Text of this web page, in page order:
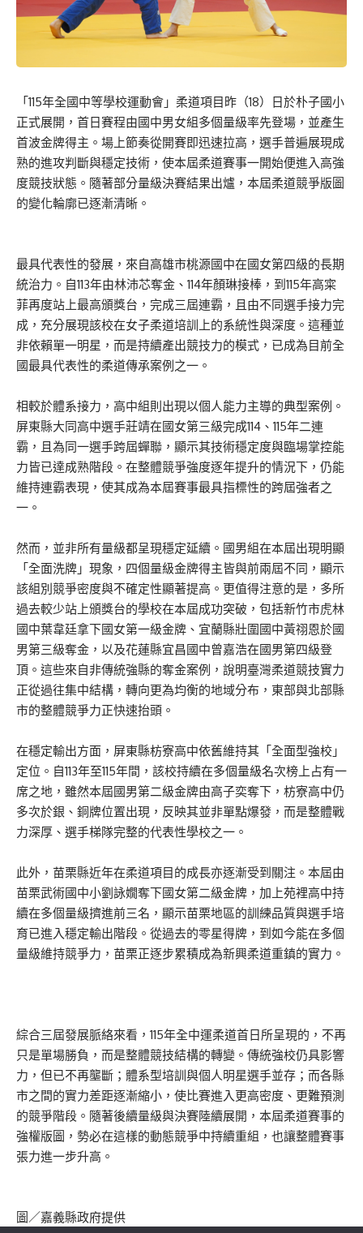
「115年全國中等學校運動會」柔道項目昨（18）日於朴子國小
正式展開，首日賽程由國中男女組多個量級率先登場，並產生
首波金牌得主。場上節奏從開賽即迅速拉高，選手普遍展現成
熟的進攻判斷與穩定技術，使本屆柔道賽事一開始便進入高強
度競技狀態。隨著部分量級決賽結果出爐，本屆柔道競爭版圖
的變化輪廓已逐漸清晰。
最具代表性的發展，來自高雄市桃源國中在國女第四級的長期
統治力。自113年由林沛芯奪金、114年顏琳接棒，到115年高寀
菲再度站上最高頒獎台，完成三屆連霸，且由不同選手接力完
成，充分展現該校在女子柔道培訓上的系統性與深度。這種並
非依賴單一明星，而是持續產出競技力的模式，已成為目前全
國最具代表性的柔道傳承案例之一。
相較於體系接力，高中組則出現以個人能力主導的典型案例。
屏東縣大同高中選手莊靖在國女第三級完成114、115年二連
霸，且為同一選手跨屆蟬聯，顯示其技術穩定度與臨場掌控能
力皆已達成熟階段。在整體競爭強度逐年提升的情況下，仍能
維持連霸表現，使其成為本屆賽事最具指標性的跨屆強者之
一。
然而，並非所有量級都呈現穩定延續。國男組在本屆出現明顯
「全面洗牌」現象，四個量級金牌得主皆與前兩屆不同，顯示
該組別競爭密度與不確定性顯著提高。更值得注意的是，多所
過去較少站上頒獎台的學校在本屆成功突破，包括新竹市虎林
國中葉韋廷拿下國女第一級金牌、宜蘭縣壯圍國中黃祤恩於國
男第三級奪金，以及花蓮縣宜昌國中曾嘉浩在國男第四級登
頂。這些來自非傳統強縣的奪金案例，說明臺灣柔道競技實力
正從過往集中結構，轉向更為均衡的地域分布，東部與北部縣
市的整體競爭力正快速抬頭。
在穩定輸出方面，屏東縣枋寮高中依舊維持其「全面型強校」
定位。自113年至115年間，該校持續在多個量級名次榜上占有一
席之地，雖然本屆國男第二級金牌由高子奕奪下，枋寮高中仍
多次於銀、銅牌位置出現，反映其並非單點爆發，而是整體戰
力深厚、選手梯隊完整的代表性學校之一。
此外，苗栗縣近年在柔道項目的成長亦逐漸受到關注。本屆由
苗栗武術國中小劉詠嫺奪下國女第二級金牌，加上苑裡高中持
續在多個量級擠進前三名，顯示苗栗地區的訓練品質與選手培
育已進入穩定輸出階段。從過去的零星得牌，到如今能在多個
量級維持競爭力，苗栗正逐步累積成為新興柔道重鎮的實力。
綜合三屆發展脈絡來看，115年全中運柔道首日所呈現的，不再
只是單場勝負，而是整體競技結構的轉變。傳統強校仍具影響
力，但已不再壟斷；體系型培訓與個人明星選手並存；而各縣
市之間的實力差距逐漸縮小，使比賽進入更高密度、更難預測
的競爭階段。隨著後續量級與決賽陸續展開，本屆柔道賽事的
強權版圖，勢必在這樣的動態競爭中持續重組，也讓整體賽事
張力進一步升高。
圖／嘉義縣政府提供